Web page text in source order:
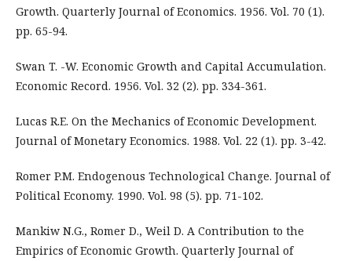
Growth. Quarterly Journal of Economics. 1956. Vol. 70 (1).
pp. 65-94.
Swan T. -W. Economic Growth and Capital Accumulation.
Economic Record. 1956. Vol. 32 (2). pp. 334-361.
Lucas R.E. On the Mechanics of Economic Development.
Journal of Monetary Economics. 1988. Vol. 22 (1). pp. 3-42.
Romer P.M. Endogenous Technological Change. Journal of
Political Economy. 1990. Vol. 98 (5). pp. 71-102.
Mankiw N.G., Romer D., Weil D. A Contribution to the
Empirics of Economic Growth. Quarterly Journal of